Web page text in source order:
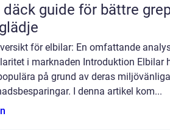
grepp, säkerhet och
för elbilar: En omfattande
i marknaden Introduktion Elbilar
på grund av deras
I denna artikel kom...